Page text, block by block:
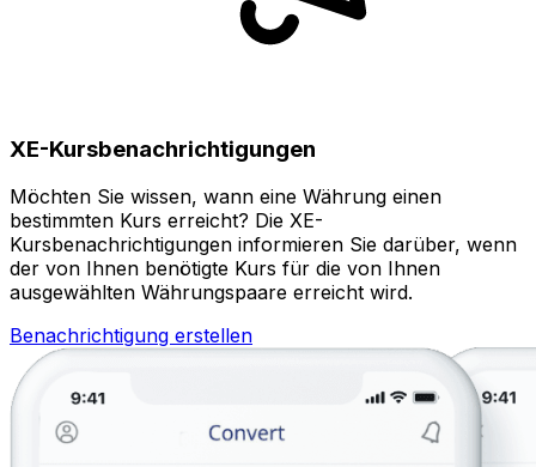
XE-Kursbenachrichtigungen
Möchten Sie wissen, wann eine Währung einen
bestimmten Kurs erreicht? Die XE-
Kursbenachrichtigungen informieren Sie darüber, wenn
der von Ihnen benötigte Kurs für die von Ihnen
ausgewählten Währungspaare erreicht wird.
Benachrichtigung erstellen